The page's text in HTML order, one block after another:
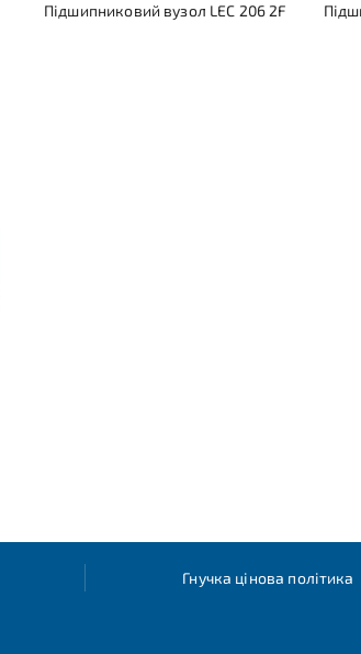
Підшипниковий вузол LEC 206 2F
Гнучка цінова політика